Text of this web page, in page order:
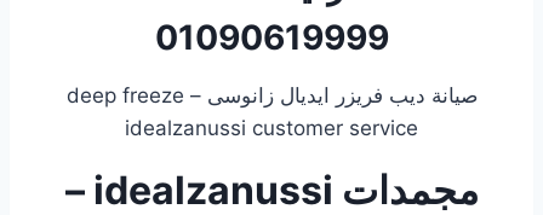
01090619999
صيانة ديب فريزر ايديال زانوسى – deep freeze
idealzanussi customer service
مجمدات idealzanussi –